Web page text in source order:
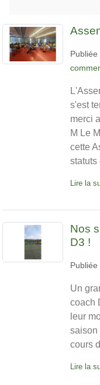
Publiée
s'est
merci
M Le
cette
statuts
Lire la
Nos
D3 !
Publiée
Un
coach
leur
saison
cours
Lire la